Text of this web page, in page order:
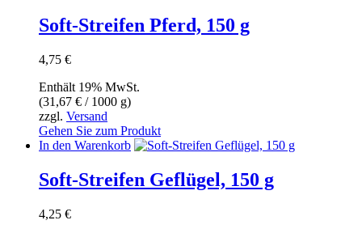
Soft-Streifen Pferd, 150 g
4,75 €
Enthält 19% MwSt.
(31,67 € / 1000 g)
zzgl. Versand
Gehen Sie zum Produkt
In den Warenkorb
Soft-Streifen Geflügel, 150 g
4,25 €